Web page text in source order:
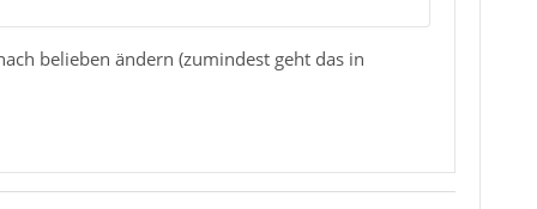
belieben ändern (zumindest geht das in